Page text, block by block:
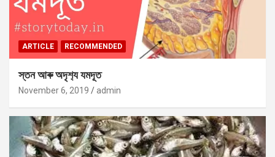
ARTICLE RECOMMENDED
স্তন আৰু অদৃশ‍্য যমদূত
November 6, 2019 admin